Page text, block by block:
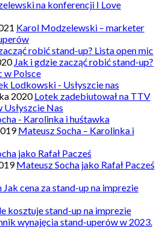
Karol Modzelewski – marketer
Jak i gdzie zacząć robić stand-up?
w Polsce
2020 Lotek zadebiutował na TTV
Nas
Mateusz Socha – Karolinka i
Mateusz Socha jako Rafał Pacześ
kosztuje stand-up na imprezie
wynajęcia stand-uperów w 2023.